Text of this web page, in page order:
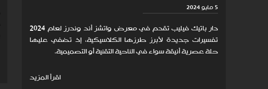
5 مايو 2024
دار باتيك فيليب تقدم في معرض واتشز أند وندرز لعام 2024
تفسيرات جديدة لأبرز طرزها الكلاسيكية، إذ تضفي عليها
حلة عصرية أنيقة سواء في الناحية التقنية أو التصميمية.
اقرأ المزيد